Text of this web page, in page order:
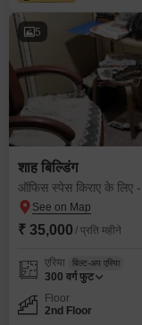
5
शाह बिल्डिंग
ऑफिस स्पेस किराए के लिए -
₹ 35,000 / प्रति महीने
एरिया बिल्ट-अप एरिया
300 वर्ग फुट
Floor
2nd Floor